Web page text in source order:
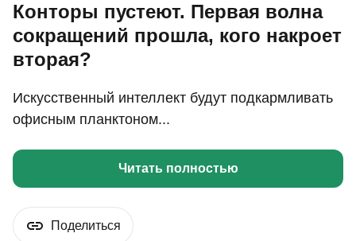
Конторы пустеют. Первая волна
сокращений прошла, кого накроет
вторая?
Искусственный интеллект будут подкармливать
офисным планктоном...
Читать полностью
Поделиться